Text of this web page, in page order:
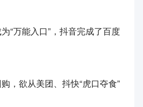
“万能入口”，抖音完成了百度
，欲从美团、抖快“虎口夺食”